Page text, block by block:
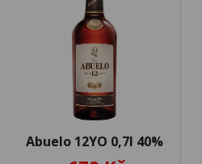
Abuelo 12YO 0,7l 40%